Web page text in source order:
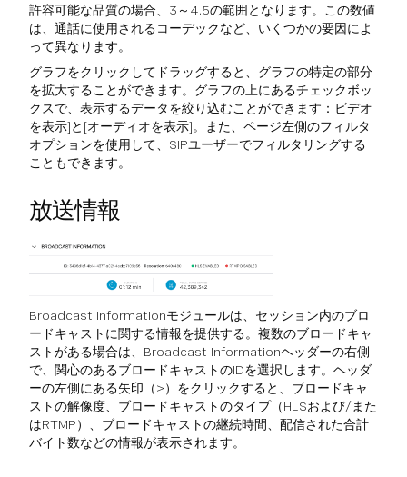
許容可能な品質の場合、3～4.5の範囲となります。この数値
は、通話に使用されるコーデックなど、いくつかの要因によ
って異なります。
グラフをクリックしてドラッグすると、グラフの特定の部分
を拡大することができます。グラフの上にあるチェックボッ
クスで、表示するデータを絞り込むことができます：ビデオ
を表示]と[オーディオを表示]。また、ページ左側のフィルタ
オプションを使用して、SIPユーザーでフィルタリングする
こともできます。
放送情報
Broadcast Informationモジュールは、セッション内のブロ
ードキャストに関する情報を提供する。複数のブロードキャ
ストがある場合は、Broadcast Informationヘッダーの右側
で、関心のあるブロードキャストのIDを選択します。ヘッダ
ーの左側にある矢印（>）をクリックすると、ブロードキャ
ストの解像度、ブロードキャストのタイプ（HLSおよび/また
はRTMP）、ブロードキャストの継続時間、配信された合計
バイト数などの情報が表示されます。